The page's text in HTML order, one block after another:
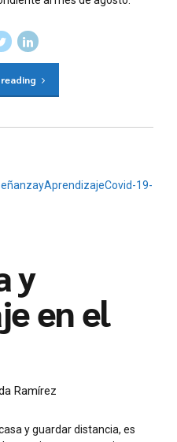
y
en el
Ramírez
y guardar distancia, es